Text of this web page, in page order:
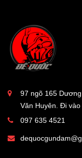
97 ngõ 165
Văn Huyên. Đi
097 635 4521